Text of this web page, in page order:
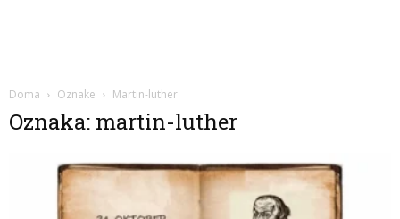
Doma Oznake Martin-luther
Oznaka: martin-luther